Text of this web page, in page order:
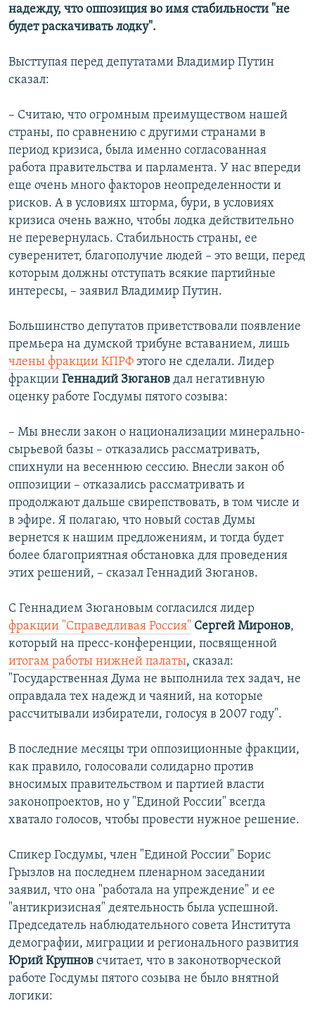
надежду, что оппозиция во имя стабильности "не
будет раскачивать лодку".
Высттупая перед депутатами Владимир Путин
сказал:
– Считаю, что огромным преимуществом нашей
страны, по сравнению с другими странами в
период кризиса, была именно согласованная
работа правительства и парламента. У нас впереди
еще очень много факторов неопределенности и
рисков. А в условиях шторма, бури, в условиях
кризиса очень важно, чтобы лодка действительно
не перевернулась. Стабильность страны, ее
суверенитет, благополучие людей – это вещи, перед
которым должны отступать всякие партийные
интересы, – заявил Владимир Путин.
Большинство депутатов приветствовали появление
премьера на думской трибуне вставанием, лишь
члены фракции КПРФ этого не сделали. Лидер
фракции Геннадий Зюганов дал негативную
оценку работе Госдумы пятого созыва:
– Мы внесли закон о национализации минерально-
сырьевой базы – отказались рассматривать,
спихнули на весеннюю сессию. Внесли закон об
оппозиции – отказались рассматривать и
продолжают дальше свирепствовать, в том числе и
в эфире. Я полагаю, что новый состав Думы
вернется к нашим предложениям, и тогда будет
более благоприятная обстановка для проведения
этих решений, – сказал Геннадий Зюганов.
С Геннадием Зюгановым согласился лидер
фракции "Справедливая Россия" Сергей Миронов,
который на пресс-конференции, посвященной
итогам работы нижней палаты, сказал:
"Государственная Дума не выполнила тех задач, не
оправдала тех надежд и чаяний, на которые
рассчитывали избиратели, голосуя в 2007 году".
В последние месяцы три оппозиционные фракции,
как правило, голосовали солидарно против
вносимых правительством и партией власти
законопроектов, но у "Единой России" всегда
хватало голосов, чтобы провести нужное решение.
Спикер Госдумы, член "Единой России" Борис
Грызлов на последнем пленарном заседании
заявил, что она "работала на упреждение" и ее
"антикризисная" деятельность была успешной.
Председатель наблюдательного совета Института
демографии, миграции и регионального развития
Юрий Крупнов считает, что в законотворческой
работе Госдумы пятого созыва не было внятной
логики: